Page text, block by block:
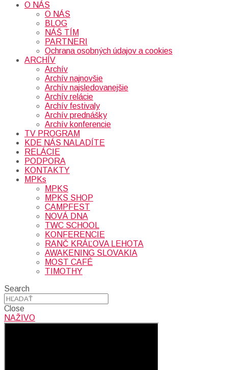
O NÁS
O NÁS
BLOG
NÁŠ TÍM
PARTNERI
Ochrana osobných údajov a cookies
ARCHÍV
Archív
Archív najnovšie
Archív najsledovanejšie
Archív relácie
Archív festivaly
Archív prednášky
Archív konferencie
TV PROGRAM
KDE NÁS NALADÍTE
RELÁCIE
PODPORA
KONTAKTY
MPKs
MPKS
MPKS SHOP
CAMPFEST
NOVÁ DNA
TWC SCHOOL
KONFERENCIE
RANČ KRÁĽOVA LEHOTA
AWAKENING SLOVAKIA
MOST CAFÉ
TIMOTHY
Search
Close
NAŽIVO